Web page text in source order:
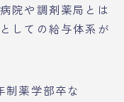
院や調剤薬局とは
しての給与体系が
制薬学部卒な